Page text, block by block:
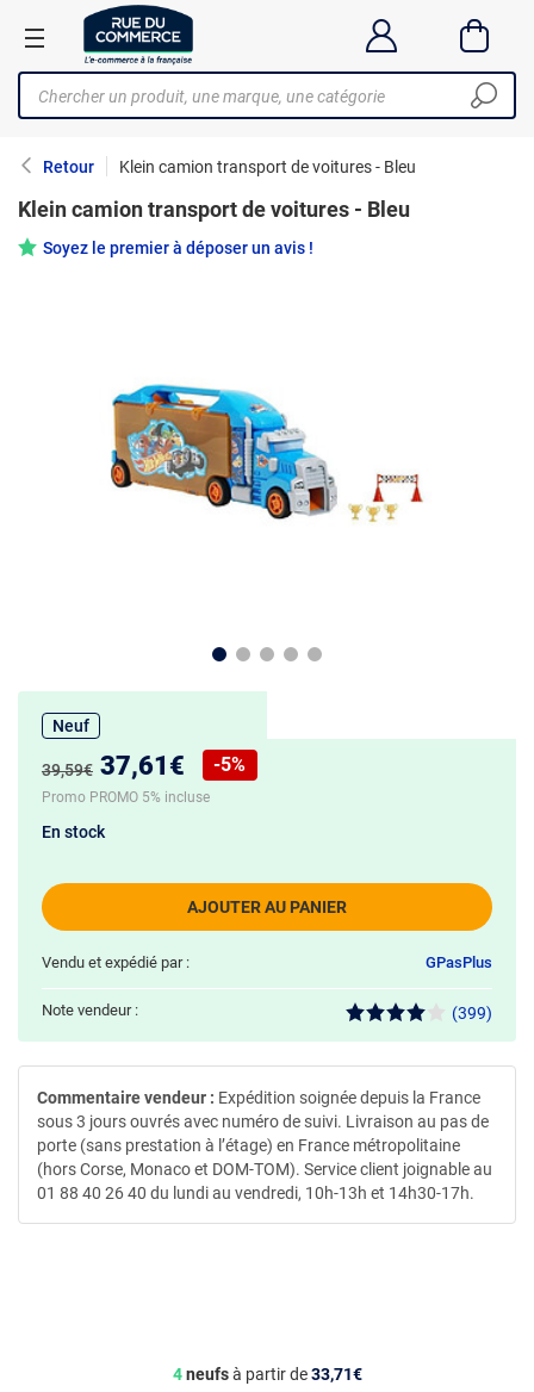
Retour Klein camion transport de voitures - Bleu
Klein camion transport de voitures - Bleu
Soyez le premier à déposer un avis !
Neuf
Ancien prix :
39,59€ Nouveau prix :
37,61€
Réduction de :
-5%
Promo PROMO 5% incluse
AJOUTER AU PANIER
En stock
Vendu et expédié par : GPasPlus
Note vendeur : (399)
4neufsà partir de33,71€
Commentaire vendeur : Expédition soignée depuis la France
sous 3 jours ouvrés avec numéro de suivi. Livraison au pas de
porte (sans prestation à l’étage) en France métropolitaine
(hors Corse, Monaco et DOM-TOM). Service client joignable au
01 88 40 26 40 du lundi au vendredi, 10h-13h et 14h30-17h.